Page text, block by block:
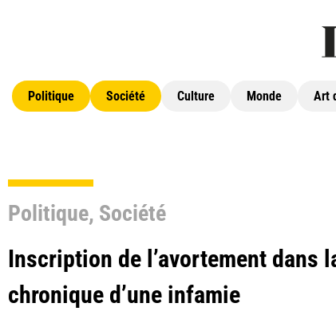
Politique Société Culture Monde Art
Politique, Société
Inscription de l’avortement dans
chronique d’une infamie